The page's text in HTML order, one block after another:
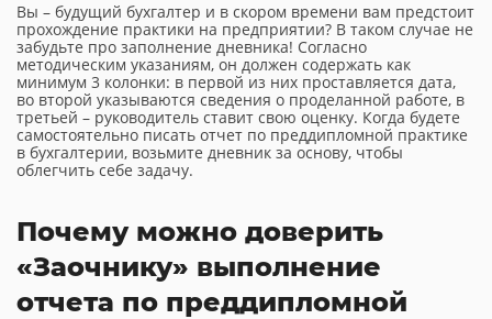
Вы – будущий бухгалтер и в скором времени вам предстоит
прохождение практики на предприятии? В таком случае не
забудьте про заполнение дневника! Согласно
методическим указаниям, он должен содержать как
минимум 3 колонки: в первой из них проставляется дата,
во второй указываются сведения о проделанной работе, в
третьей – руководитель ставит свою оценку. Когда будете
самостоятельно писать отчет по преддипломной практике
в бухгалтерии, возьмите дневник за основу, чтобы
облегчить себе задачу.
Почему можно доверить
«Заочнику» выполнение
отчета по преддипломной